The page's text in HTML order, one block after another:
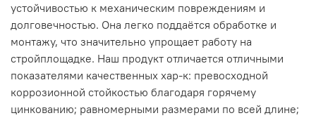
устойчивостью к механическим повреждениям и
долговечностью. Она легко поддаётся обработке и
монтажу, что значительно упрощает работу на
стройплощадке. Наш продукт отличается отличными
показателями качественных хар-к: превосходной
коррозионной стойкостью благодаря горячему
цинкованию; равномерными размерами по всей длине;